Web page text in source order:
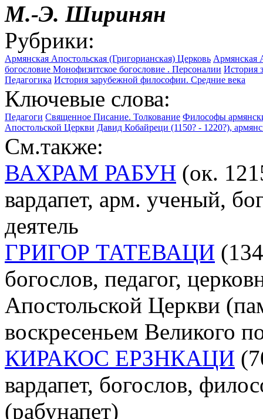
М.-Э. Ширинян
Рубрики:
Армянская Апостольская (Григорианская) Церковь Армянская
богословие Монофизитское богословие . Персоналии История
Педагогика История зарубежной философии. Средние века
Ключевые слова:
Педагоги Священное Писание. Толкование Философы
Апостольской Церкви Давид Кобайреци (1150? - 1220?),
См.также:
ВАХРАМ РАБУН (ок.
вардапет, арм. ученый,
деятель
ГРИГОР ТАТЕВАЦИ
богослов, педагог,
Апостольской Церкви
воскресеньем Великого
КИРАКОС ЕРЗНКАЦИ
вардапет, богослов,
(рабунапет)